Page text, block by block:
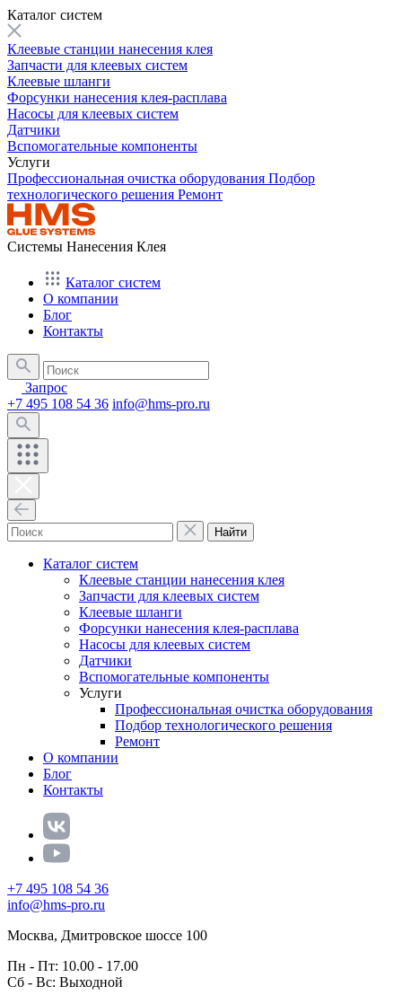
Каталог систем
Клеевые станции нанесения клея
Запчасти для клеевых систем
Клеевые шланги
Форсунки нанесения клея-расплава
Насосы для клеевых систем
Датчики
Вспомогательные компоненты
Услуги
Профессиональная очистка оборудования Подбор
технологического решения Ремонт
Системы Нанесения Клея
Каталог систем
О компании
Блог
Контакты
Запрос
+7 495 108 54 36 info@hms-pro.ru
Найти
Каталог систем
Клеевые станции нанесения клея
Запчасти для клеевых систем
Клеевые шланги
Форсунки нанесения клея-расплава
Насосы для клеевых систем
Датчики
Вспомогательные компоненты
Услуги
Профессиональная очистка оборудования
Подбор технологического решения
Ремонт
О компании
Блог
Контакты
+7 495 108 54 36
info@hms-pro.ru
Москва, Дмитровское шоссе 100
Пн - Пт: 10.00 - 17.00
Сб - Вс: Выходной